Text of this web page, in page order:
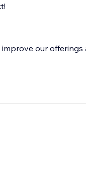
our offerings